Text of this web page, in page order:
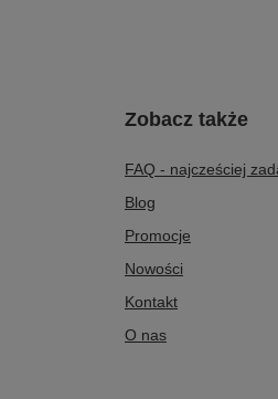
Zobacz także
FAQ - najcześciej
Blog
Promocje
Nowości
Kontakt
O nas